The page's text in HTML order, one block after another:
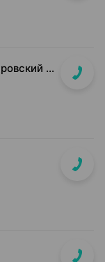
ул. Веры Хоружей, д. 8, пав. 4.1 (Комаровский р-к, 1-й этаж)